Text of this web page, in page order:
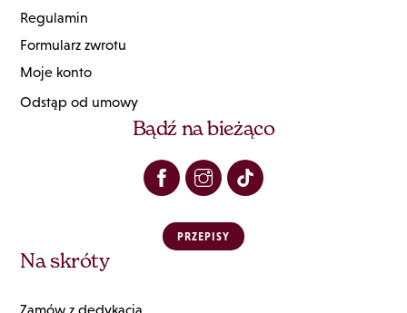
Regulamin
Formularz zwrotu
Moje konto
Odstąp od umowy
Bądź na bieżąco
PRZEPISY
Na skróty